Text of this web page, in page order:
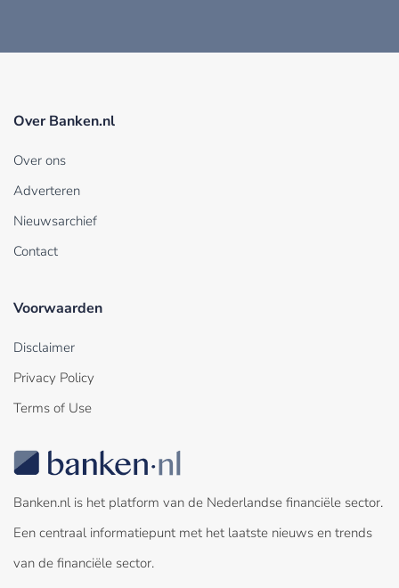
Over Banken.nl
Over ons
Adverteren
Nieuwsarchief
Contact
Voorwaarden
Disclaimer
Privacy Policy
Terms of Use
Banken.nl is het platform van de Nederlandse financiële sector.
Een centraal informatiepunt met het laatste nieuws en trends
van de financiële sector.